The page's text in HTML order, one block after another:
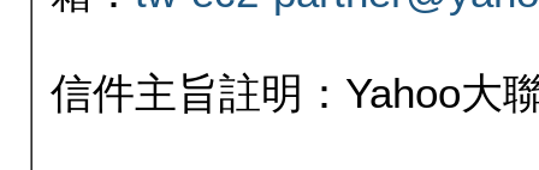
信件主旨註明：Yahoo大